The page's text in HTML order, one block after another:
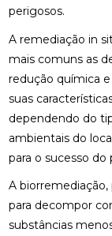
perigosos.
A remediação in
mais comuns as
redução química
suas
dependendo do
ambientais do
para o sucesso
A
para decompor
substâncias